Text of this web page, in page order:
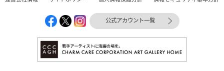
公式アカウント一覧